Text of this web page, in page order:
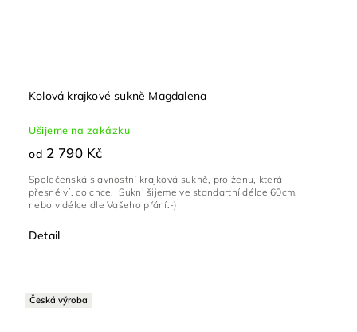
Kolová krajkové sukně Magdalena
Ušijeme na zakázku
od 2 790 Kč
Detail
Společenská slavnostní krajková sukně, pro ženu, která
přesně ví, co chce. Sukni šijeme ve standartní délce 60cm,
nebo v délce dle Vašeho přání:-)
Česká výroba